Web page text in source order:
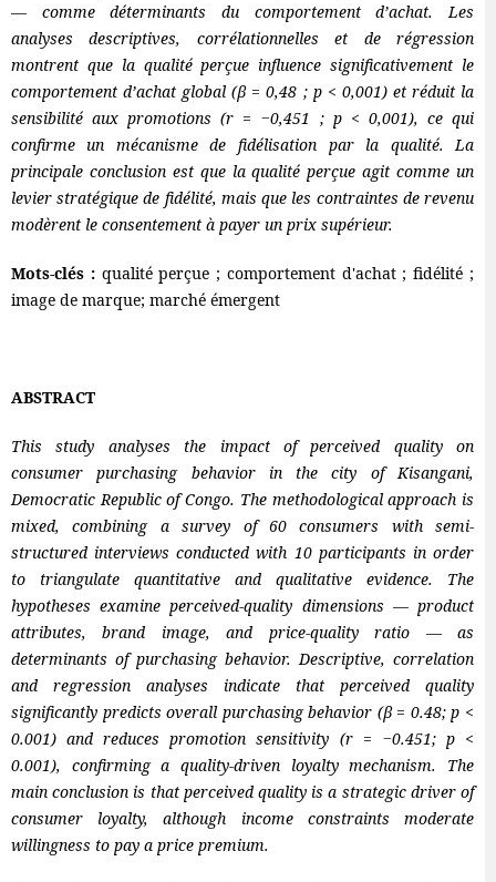
— comme déterminants du comportement d’achat. Les
analyses descriptives, corrélationnelles et de régression
montrent que la qualité perçue influence significativement le
comportement d’achat global (β = 0,48 ; p < 0,001) et réduit la
sensibilité aux promotions (r = −0,451 ; p < 0,001), ce qui
confirme un mécanisme de fidélisation par la qualité. La
principale conclusion est que la qualité perçue agit comme un
levier stratégique de fidélité, mais que les contraintes de revenu
modèrent le consentement à payer un prix supérieur.
Mots-clés : qualité perçue ; comportement d'achat ; fidélité ;
image de marque; marché émergent
ABSTRACT
This study analyses the impact of perceived quality on
consumer purchasing behavior in the city of Kisangani,
Democratic Republic of Congo. The methodological approach is
mixed, combining a survey of 60 consumers with semi-
structured interviews conducted with 10 participants in order
to triangulate quantitative and qualitative evidence. The
hypotheses examine perceived-quality dimensions — product
attributes, brand image, and price-quality ratio — as
determinants of purchasing behavior. Descriptive, correlation
and regression analyses indicate that perceived quality
significantly predicts overall purchasing behavior (β= 0.48; p <
0.001) and reduces promotion sensitivity (r = −0.451; p <
0.001), confirming a quality-driven loyalty mechanism. The
main conclusion is that perceived quality is a strategic driver of
consumer loyalty, although income constraints moderate
willingness to pay a price premium.